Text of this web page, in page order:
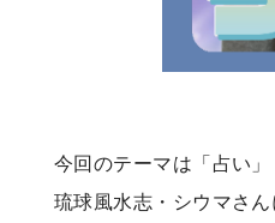
今回のテーマは「占い」
琉球風水志・シウマさ